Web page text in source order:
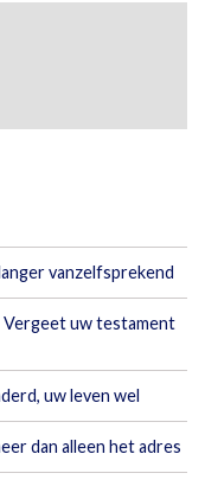
vanzelfsprekend
Vergeet uw testament
uw leven wel
dan alleen het adres